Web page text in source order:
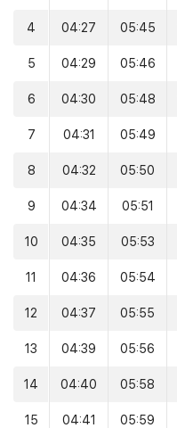
4 04:27 05:45
5 04:29 05:46
6 04:30 05:48
7 04:31 05:49
8 04:32 05:50
9 04:34 05:51
10 04:35 05:53
11 04:36 05:54
12 04:37 05:55
13 04:39 05:56
14 04:40 05:58
15 04:41 05:59